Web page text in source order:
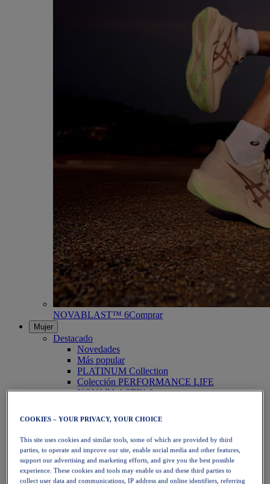
NOVABLAST™ 6Comprar
Mujer
Destacado
Novedades
Más popular
PLATINUM Collection
Colección PERFORMANCE LIFE
NOVABLAST™ 6
Running
Trail Running
Tenis
Voleibol
Balonmano
Pádel
Netball
COOKIES – YOUR PRIVACY, YOUR CHOICE
This site uses cookies and similar tools, some of which are provided by third
parties, to operate and improve our site, enable social media and other features,
support our advertising and marketing efforts, and give you the best possible
experience. These cookies and tools may enable us and these third parties to
collect user data and communications, IP address and online identifiers, referring